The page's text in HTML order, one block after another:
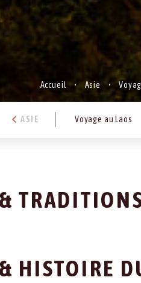
Accueil Asie
ASIE Voyage au Laos
HISTOIRE